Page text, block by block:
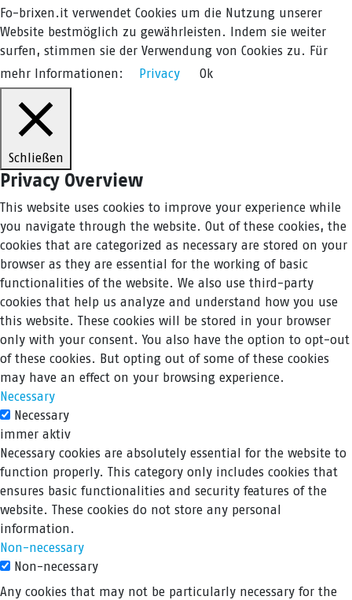
Fo-brixen.it verwendet Cookies um die Nutzung unserer
Website bestmöglich zu gewährleisten. Indem sie weiter
surfen, stimmen sie der Verwendung von Cookies zu. Für
mehr Informationen:
Privacy Ok
Schließen
Privacy Overview
This website uses cookies to improve your experience while
you navigate through the website. Out of these cookies, the
cookies that are categorized as necessary are stored on your
browser as they are essential for the working of basic
functionalities of the website. We also use third-party
cookies that help us analyze and understand how you use
this website. These cookies will be stored in your browser
only with your consent. You also have the option to opt-out
of these cookies. But opting out of some of these cookies
may have an effect on your browsing experience.
Necessary
Necessary
immer aktiv
Necessary cookies are absolutely essential for the website to
function properly. This category only includes cookies that
ensures basic functionalities and security features of the
website. These cookies do not store any personal
information.
Non-necessary
Non-necessary
Any cookies that may not be particularly necessary for the